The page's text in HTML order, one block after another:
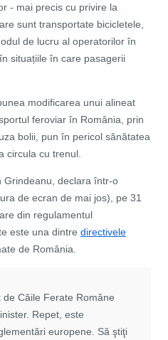
- mai precis cu privire la
sunt transportate bicicletele,
de lucru al operatorilor în
situațiile în care pasagerii
modificarea unui alineat
feroviar în România, prin
bolii, pun în pericol sănătatea
circula cu trenul.
Grindeanu, declara într-o
de ecran de mai jos), pe 31
din regulamentul
este una dintre directivele
de România.
Căile Ferate Române
Repet, este
europene. Să ştiţi